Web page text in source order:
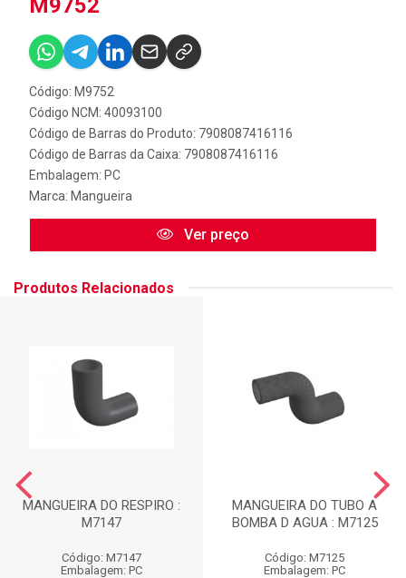
M9752
Código: M9752
Código NCM: 40093100
Código de Barras do Produto: 7908087416116
Código de Barras da Caixa: 7908087416116
Embalagem: PC
Marca: Mangueira
Ver preço
Produtos Relacionados
MANGUEIRA DO RESPIRO :
M7147
Código: M7147
Embalagem: PC
MANGUEIRA DO TUBO A
BOMBA D AGUA : M7125
Código: M7125
Embalagem: PC